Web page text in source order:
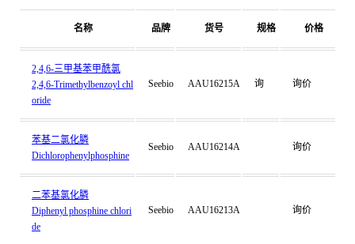
名称 品牌 货号 规格 价格
2,4,6-三甲基苯甲酰氯
2,4,6-Trimethylbenzoyl chl
oride
Seebio AAU16215A 询 询价
苯基二氯化膦
Dichlorophenylphosphine
Seebio AAU16214A 询价
二苯基氯化膦
Diphenyl phosphine chlori
de
Seebio AAU16213A 询价